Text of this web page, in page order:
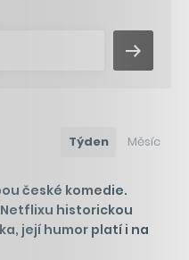
Týden Měsíc
české komedie.
historickou
její humor platí i na